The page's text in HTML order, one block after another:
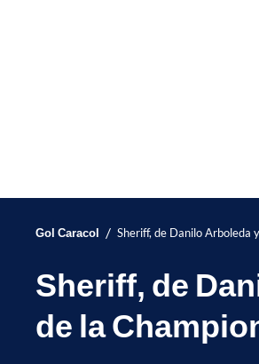
Gol Caracol / Sheriff, de Danilo Arboleda
Sheriff, de
de la